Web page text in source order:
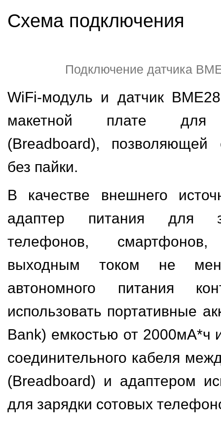
Схема подключения
Подключение датчика
WiFi-модуль и датчик
макетной плате для
(Breadboard), позволяющей
без пайки.
В качестве внешнего
адаптер питания для
телефонов,
выходным током не
автономного питания
использовать портативные
Bank) емкостью от 2000мА*ч
соединительного кабеля
(Breadboard) и адаптером
для зарядки сотовых